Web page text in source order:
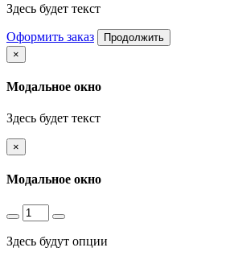
Здесь будет текст
Оформить заказ
Продолжить
×
Модальное окно
Здесь будет текст
×
Модальное окно
Здесь будут опции